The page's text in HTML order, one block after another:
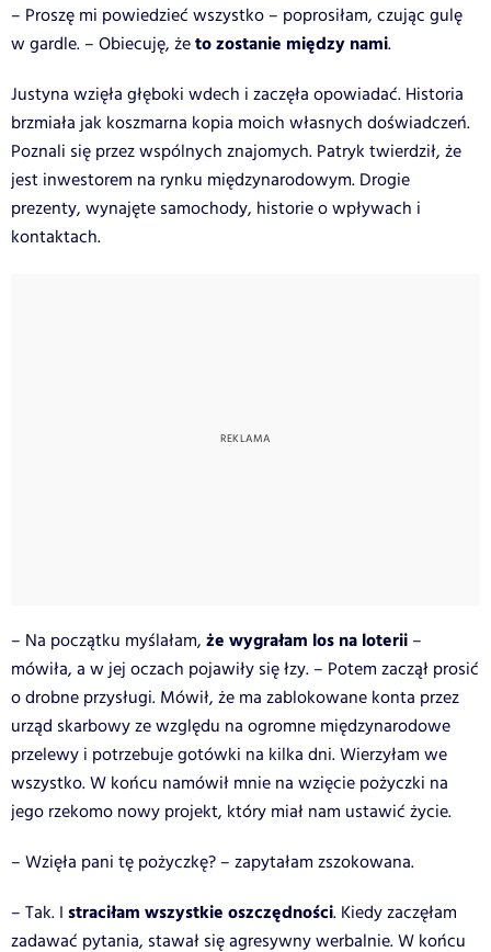
– Proszę mi powiedzieć wszystko – poprosiłam, czując gulę
w gardle. – Obiecuję, żeto zostanie między nami.
Justyna wzięła głęboki wdech i zaczęła opowiadać. Historia
brzmiała jak koszmarna kopia moich własnych doświadczeń.
Poznali się przez wspólnych znajomych. Patryk twierdził, że
jest inwestorem na rynku międzynarodowym. Drogie
prezenty, wynajęte samochody, historie o wpływach i
kontaktach.
– Na początku myślałam, że wygrałam los na loterii –
mówiła, a w jej oczach pojawiły się łzy. – Potem zaczął prosić
o drobne przysługi. Mówił, że ma zablokowane konta przez
urząd skarbowy ze względu na ogromne międzynarodowe
przelewy i potrzebuje gotówki na kilka dni. Wierzyłam we
wszystko. W końcu namówił mnie na wzięcie pożyczki na
jego rzekomo nowy projekt, który miał nam ustawić życie.
– Wzięła pani tę pożyczkę? – zapytałam zszokowana.
– Tak. I straciłam wszystkie oszczędności. Kiedy zaczęłam
zadawać pytania, stawał się agresywny werbalnie. W końcu